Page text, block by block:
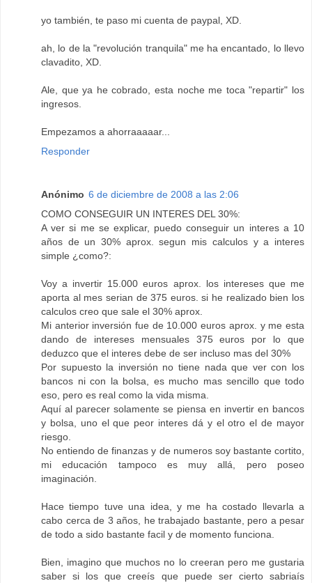
yo también, te paso mi cuenta de paypal, XD.
ah, lo de la "revolución tranquila" me ha encantado, lo llevo
clavadito, XD.
Ale, que ya he cobrado, esta noche me toca "repartir" los
ingresos.
Empezamos a ahorraaaaar...
Responder
Anónimo 6 de diciembre de 2008 a las 2:06
COMO CONSEGUIR UN INTERES DEL 30%:
A ver si me se explicar, puedo conseguir un interes a 10
años de un 30% aprox. segun mis calculos y a interes
simple ¿como?:
Voy a invertir 15.000 euros aprox. los intereses que me
aporta al mes serian de 375 euros. si he realizado bien los
calculos creo que sale el 30% aprox.
Mi anterior inversión fue de 10.000 euros aprox. y me esta
dando de intereses mensuales 375 euros por lo que
deduzco que el interes debe de ser incluso mas del 30%
Por supuesto la inversión no tiene nada que ver con los
bancos ni con la bolsa, es mucho mas sencillo que todo
eso, pero es real como la vida misma.
Aquí al parecer solamente se piensa en invertir en bancos
y bolsa, uno el que peor interes dá y el otro el de mayor
riesgo.
No entiendo de finanzas y de numeros soy bastante cortito,
mi educación tampoco es muy allá, pero poseo
imaginación.
Hace tiempo tuve una idea, y me ha costado llevarla a
cabo cerca de 3 años, he trabajado bastante, pero a pesar
de todo a sido bastante facil y de momento funciona.
Bien, imagino que muchos no lo creeran pero me gustaria
saber si los que creeís que puede ser cierto sabriaís